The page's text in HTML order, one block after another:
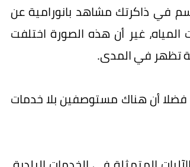
كانت ترتسم في ذاكرتك مشاهد بانورامية عن
غير أن هذه الصورة اختلفت
غياب الكهرباء، فضلا أن هناك مستوصفين بلا خدمات